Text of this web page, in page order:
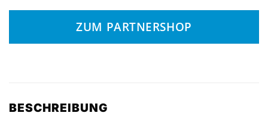
ZUM PARTNERSHOP
BESCHREIBUNG